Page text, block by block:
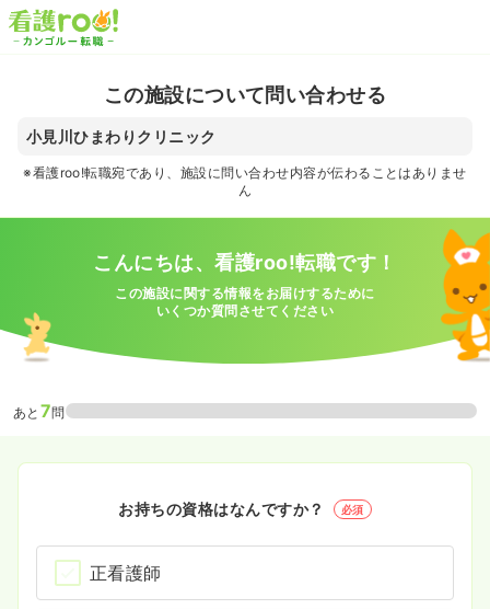
この施設について問い合わせる
小見川ひまわりクリニック
※看護roo!転職宛であり、施設に問い合わせ内容が伝わることはありませ
ん
こんにちは、看護roo!転職です！
この施設に関する情報をお届けするために
いくつか質問させてください
あと 7問
お持ちの資格はなんですか？ 必須
正看護師